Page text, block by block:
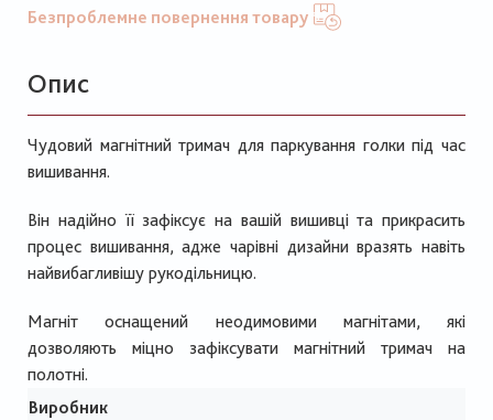
Безпроблемне повернення товару
Опис
Чудовий магнітний тримач для паркування голки під час
вишивання.
Він надійно її зафіксує на вашій вишивці та прикрасить
процес вишивання, адже чарівні дизайни вразять навіть
найвибагливішу рукодільницю.
Магніт оснащений неодимовими магнітами, які
дозволяють міцно зафіксувати магнітний тримач на
полотні.
Виробник